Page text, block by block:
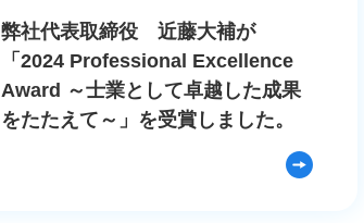
弊社代表取締役 近藤大補が
「2024 Professional Excellence
Award ～士業として卓越した成果
をたたえて～」を受賞しました。